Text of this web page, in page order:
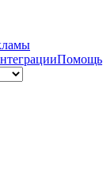
Помощь